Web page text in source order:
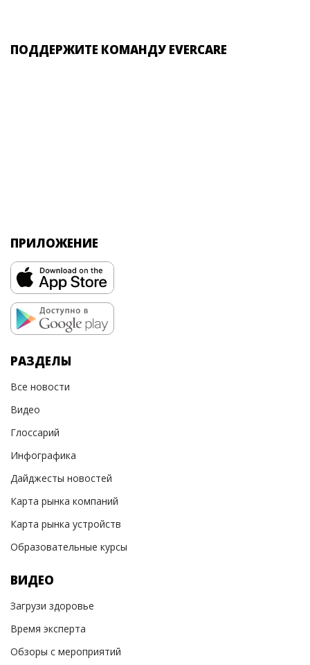
ПОДДЕРЖИТЕ КОМАНДУ EVERCARE
ПРИЛОЖЕНИЕ
РАЗДЕЛЫ
Все новости
Видео
Глоссарий
Инфографика
Дайджесты новостей
Карта рынка компаний
Карта рынка устройств
Образовательные курсы
ВИДЕО
Загрузи здоровье
Время эксперта
Обзоры с мероприятий